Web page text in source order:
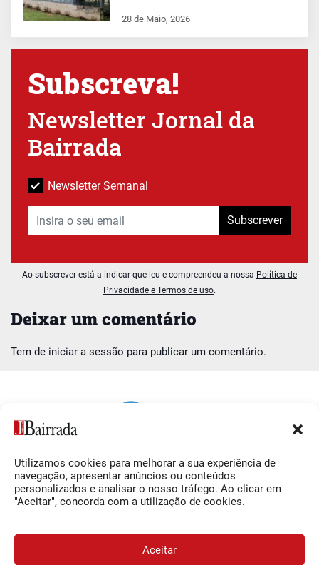
Utilizamos cookies para melhorar a sua experiência de
navegação, apresentar anúncios ou conteúdos
personalizados e analisar o nosso tráfego. Ao clicar em
"Aceitar", concorda com a utilização de cookies.
Aceitar
Deixar um comentário
Tem de iniciar a sessão para publicar um comentário.
28 de Maio, 2026
Subscreva!
Newsletter Jornal da
Bairrada
Newsletter Semanal
Subscrever
Ao subscrever está a indicar que leu e compreendeu a nossa Política de
Privacidade e Termos de uso.
Siga-nos
Facebook
O Jornal da Bairrada
Contactos